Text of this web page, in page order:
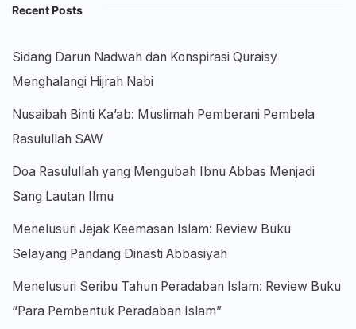
Recent Posts
Sidang Darun Nadwah dan Konspirasi Quraisy
Menghalangi Hijrah Nabi
Nusaibah Binti Ka’ab: Muslimah Pemberani Pembela
Rasulullah SAW
Doa Rasulullah yang Mengubah Ibnu Abbas Menjadi
Sang Lautan Ilmu
Menelusuri Jejak Keemasan Islam: Review Buku
Selayang Pandang Dinasti Abbasiyah
Menelusuri Seribu Tahun Peradaban Islam: Review Buku
“Para Pembentuk Peradaban Islam”